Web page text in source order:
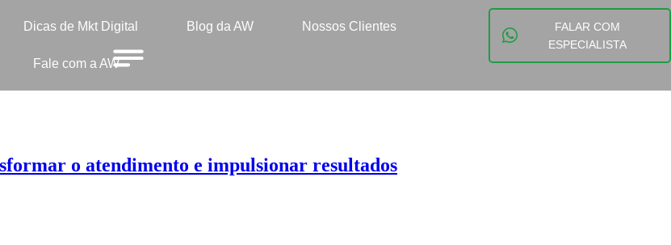
Dicas de Mkt Digital Blog da AW Nossos Clientes
Fale com a AW
FALAR COM
ESPECIALISTA
o atendimento e impulsionar resultados